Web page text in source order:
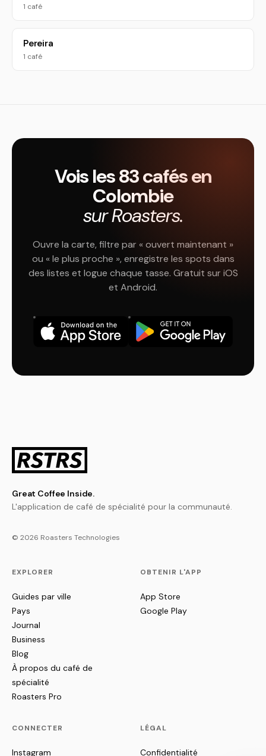
1 café
Pereira
1 café
Vois les 83 cafés en
Colombie
sur Roasters.
Ouvre la carte, filtre par « ouvert maintenant »
ou « le plus proche », enregistre les spots dans
des listes et logue chaque tasse. Gratuit sur iOS
et Android.
Great Coffee Inside.
L'application de café de spécialité pour la communauté.
© 2026 Roasters Technologies
EXPLORER
Guides par ville
Pays
Journal
Business
Blog
À propos du café de
spécialité
Roasters Pro
OBTENIR L'APP
App Store
Google Play
CONNECTER
Instagram
LÉGAL
Confidentialité